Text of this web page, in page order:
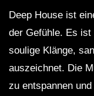
Deep House ist
der Gefühle. Es
soulige Klänge,
auszeichnet. Die
zu entspannen